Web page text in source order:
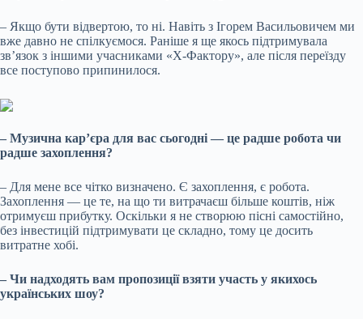
– Якщо бути відвертою, то ні. Навіть з Ігорем Васильовичем ми
вже давно не спілкуємося. Раніше я ще якось підтримувала
зв’язок з іншими учасниками «Х-Фактору», але після переїзду
все поступово припинилося.
– Музична кар’єра для вас сьогодні — це радше робота чи
радше захоплення?
– Для мене все чітко визначено. Є захоплення, є робота.
Захоплення — це те, на що ти витрачаєш більше коштів, ніж
отримуєш прибутку. Оскільки я не створюю пісні самостійно,
без інвестицій підтримувати це складно, тому це досить
витратне хобі.
– Чи надходять вам пропозиції взяти участь у якихось
українських шоу?